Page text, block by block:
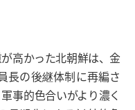
高かった北朝鮮は、金
長の後継体制に再編さ
事的色合いがより濃く